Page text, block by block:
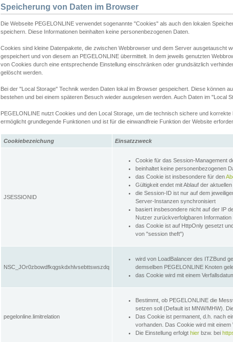
Speicherung von Daten im Browser
Die Webseite PEGELONLINE verwendet sogenannte "Cookies" als auch den lokalen
speichern. Diese Informationen beinhalten keine personenbezogenen Daten.
Cookies sind kleine Datenpakete, die zwischen Webbrowser und dem Server ausgetauscht
gespeichert und von diesem an PEGELONLINE übermittelt. In dem jeweils genutzten
von Cookies durch eine entsprechende Einstellung einschränken oder grundsätzlich
gelöscht werden.
Bei der "Local Storage" Technik werden Daten lokal im Browser gespeichert. Diese können
bestehen und bei einem späteren Besuch wieder ausgelesen werden. Auch Daten im "Local
PEGELONLINE nutzt Cookies und den Local Storage, um die technisch sichere und
ermöglicht grundlegende Funktionen und ist für die einwandfreie Funktion der Website
Cookiebezeichung Einsatzzweck
JSESSIONID
Cookie für das Session-Management
beinhaltet keine personenbezogenen
das Cookie ist insbesondere für den
Gültigkeit endet mit Ablauf der
die Session-ID ist nur auf dem
Server-Instanzen synchronisiert
basiert insbesondere nicht auf der IP
Nutzer zurückverfolgbaren Information
das Cookie ist auf HttpOnly gesetzt
von "session theft")
NSC_JOr0zbowdfkqgskdxhlvsebttswszdq
wird von LoadBalancer des ITZBund
demselben PEGELONLINE Knoten
das Cookie wird mit einem
pegelonline.limitrelation
Bestimmt, ob PEGELONLINE die
setzen soll (Default ist MNW/MHW).
Das Cookie ist permanent, d.h. nach
vorhanden. Das Cookie wird mit einem
Die Einstellung erfolgt hier bzw. bei